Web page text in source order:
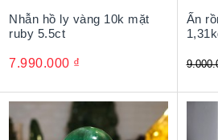
Nhẫn hồ ly vàng 10k mặt
ruby 5.5ct
7.990.000 ₫
Ấn